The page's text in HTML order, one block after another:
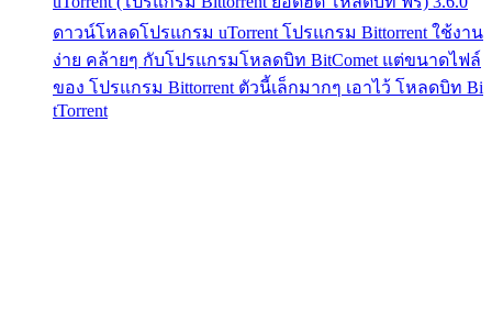
ดาวน์โหลดโปรแกรม uTorrent โปรแกรม Bittorrent ใช้งาน
ง่าย คล้ายๆ กับโปรแกรมโหลดบิท BitComet แต่ขนาดไฟล์
ของ โปรแกรม Bittorrent ตัวนี้เล็กมากๆ เอาไว้ โหลดบิท Bi
tTorrent